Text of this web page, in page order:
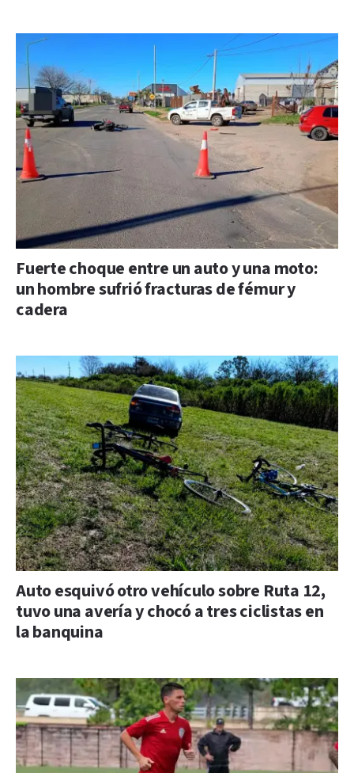
Fuerte choque entre un auto y una moto:
un hombre sufrió fracturas de fémur y
cadera
Auto esquivó otro vehículo sobre Ruta 12,
tuvo una avería y chocó a tres ciclistas en
la banquina